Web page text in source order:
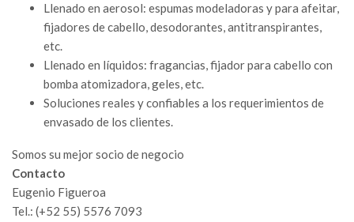
Llenado en aerosol: espumas modeladoras y para afeitar,
fijadores de cabello, desodorantes, antitranspirantes,
etc.
Llenado en líquidos: fragancias, fijador para cabello con
bomba atomizadora, geles, etc.
Soluciones reales y confiables a los requerimientos de
envasado de los clientes.
Somos su mejor socio de negocio
Contacto
Eugenio Figueroa
Tel.: (+52 55) 5576 7093